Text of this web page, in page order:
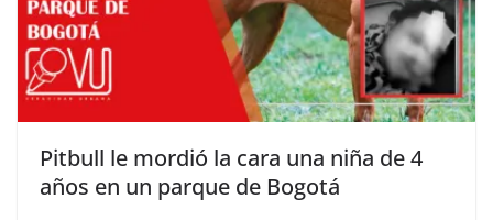
Pitbull le mordió la cara una niña de 4
años en un parque de Bogotá